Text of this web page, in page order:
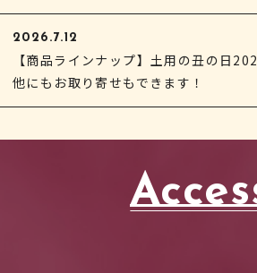
2026.7.12
【商品ラインナップ】土用の丑の日
他にもお取り寄せもできます！